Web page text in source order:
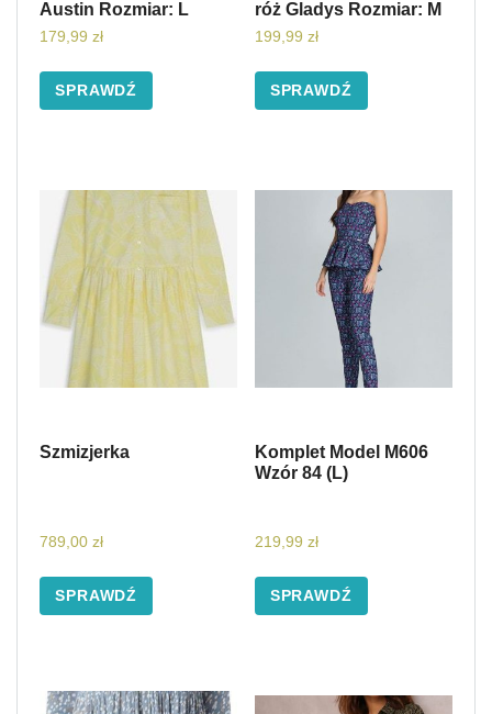
Austin Rozmiar: L
179,99 zł
SPRAWDŹ
róż Gladys Rozmiar: M
199,99 zł
SPRAWDŹ
Szmizjerka
789,00 zł
SPRAWDŹ
Komplet Model M606
Wzór 84 (L)
219,99 zł
SPRAWDŹ